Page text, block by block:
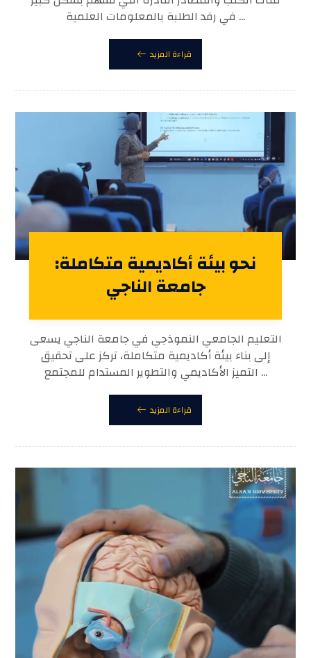
في رفد الطلبة بالمعلومات العلمية ...
قراءة المزيد
نحو بيئة أكاديمية متكاملة:
جامعة الناجي
التعليم الجامعي النموذجي في جامعة الناجي يسعى
إلى بناء بيئة أكاديمية متكاملة، تركز على تحقيق
التميز الأكاديمي والتطوير المستدام للمجتمع ...
قراءة المزيد